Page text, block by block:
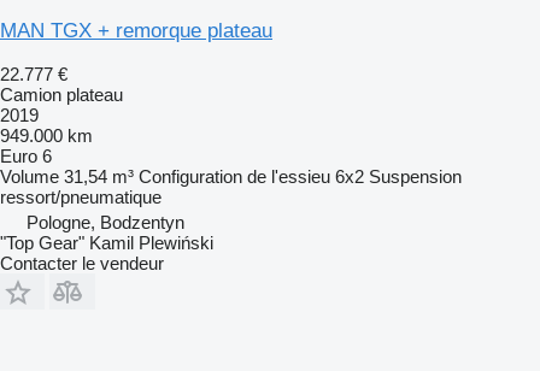
MAN TGX + remorque plateau
22.777 €
Camion plateau
2019
949.000 km
Euro 6
Volume 31,54 m³ Configuration de l'essieu 6x2 Suspension
ressort/pneumatique
Pologne, Bodzentyn
"Top Gear" Kamil Plewiński
Contacter le vendeur